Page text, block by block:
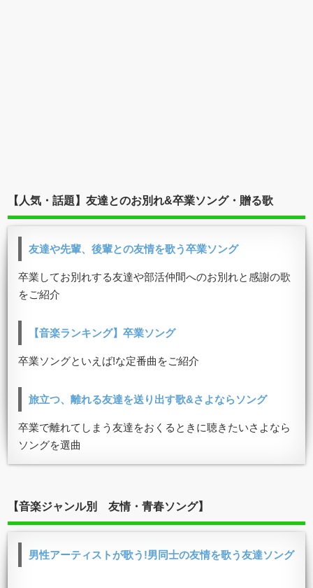
【人気・話題】友達とのお別れ&卒業ソング・贈る歌
友達や先輩、後輩との友情を歌う卒業ソング
卒業してお別れする友達や部活仲間へのお別れと感謝の歌
をご紹介
【音楽ランキング】卒業ソング
卒業ソングといえば!な定番曲をご紹介
旅立つ、離れる友達を送り出す歌&さよならソング
卒業で離れてしまう友達をおくるときに聴きたいさよなら
ソングを選曲
【音楽ジャンル別 友情・青春ソング】
男性アーティストが歌う!男同士の友情を歌う友達ソング